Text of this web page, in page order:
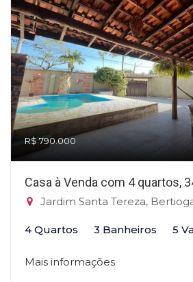
R$ 790.000
Casa à Venda com 4 quartos,
Jardim Santa Tereza,
4 Quartos 3 Banheiros 5
Mais informações